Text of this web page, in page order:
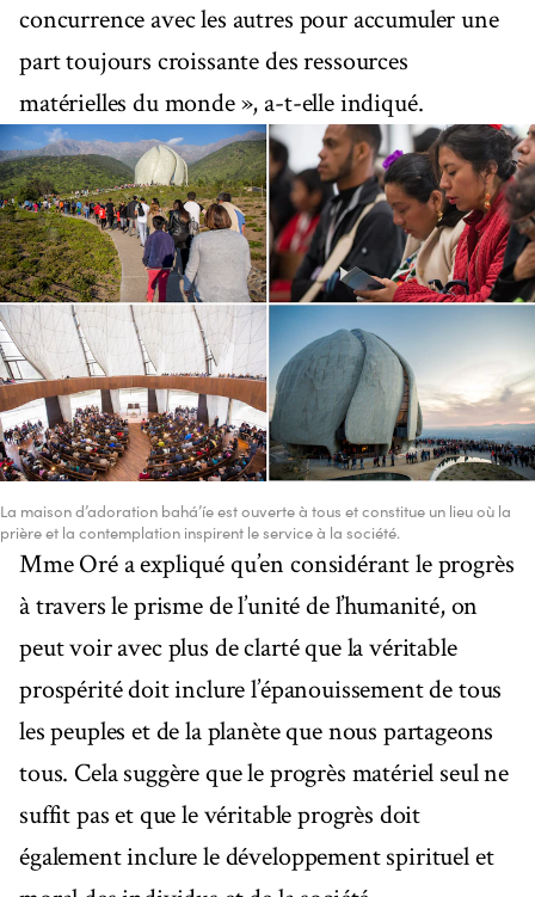
concurrence avec les autres pour accumuler une
part toujours croissante des ressources
matérielles du monde », a-t-elle indiqué.
La maison d’adoration bahá’íe est ouverte à tous et constitue un lieu où la
prière et la contemplation inspirent le service à la société.
Mme Oré a expliqué qu’en considérant le progrès
à travers le prisme de l’unité de l’humanité, on
peut voir avec plus de clarté que la véritable
prospérité doit inclure l’épanouissement de tous
les peuples et de la planète que nous partageons
tous. Cela suggère que le progrès matériel seul ne
suffit pas et que le véritable progrès doit
également inclure le développement spirituel et